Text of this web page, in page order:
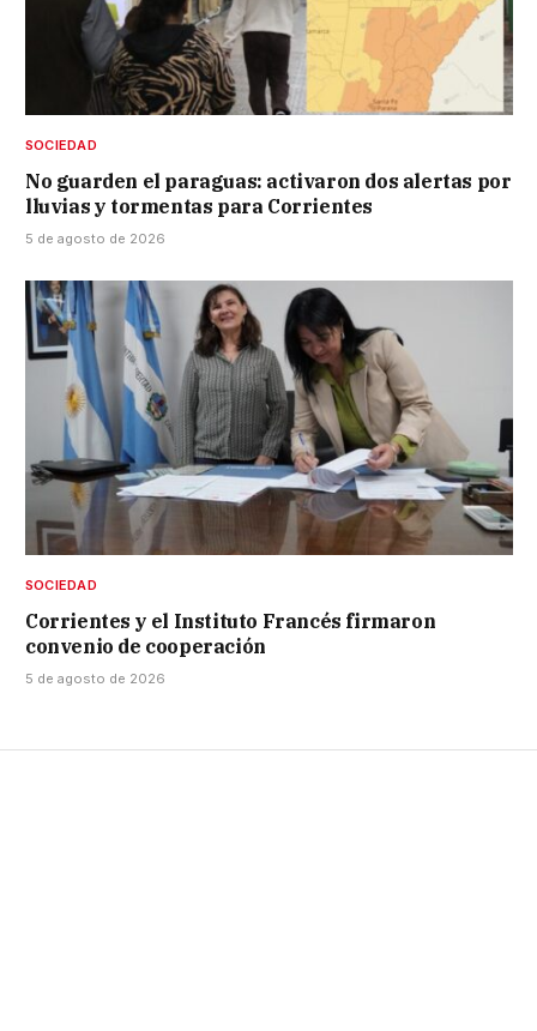
SOCIEDAD
No guarden el paraguas: activaron dos alertas por
lluvias y tormentas para Corrientes
5 de agosto de 2026
SOCIEDAD
Corrientes y el Instituto Francés firmaron
convenio de cooperación
5 de agosto de 2026